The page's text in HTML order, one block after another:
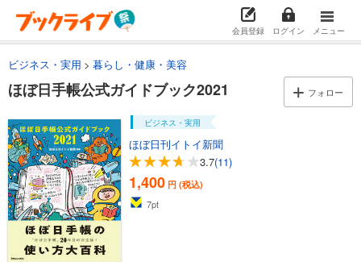
会員登録 ログイン メニュー
ビジネス・実用 暮らし・健康・美容
ほぼ日手帳公式ガイドブック2021 フォロー
ビジネス・実用
ほぼ日刊イトイ新聞
3.7(11)
1,400 円 (税込)
7pt